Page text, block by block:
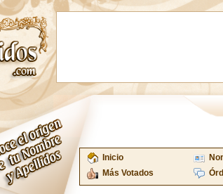
Inicio
Más Votados